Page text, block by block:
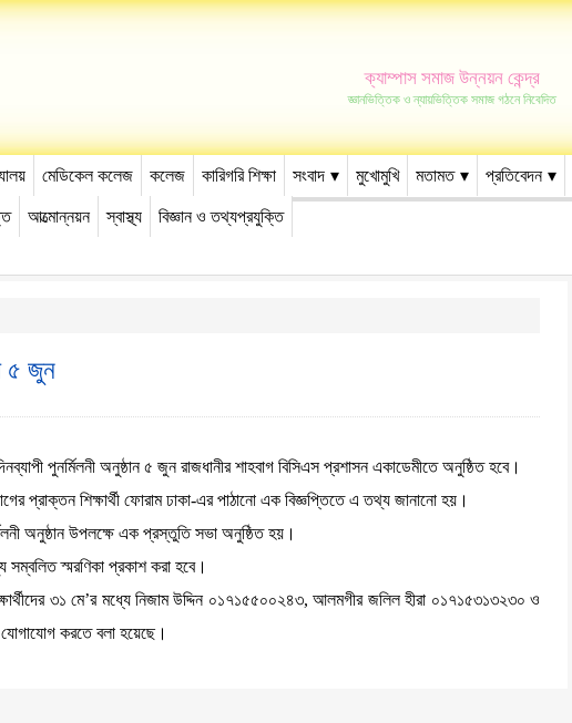
ক্যাম্পাস সমাজ উন্নয়ন কেন্দ্র
জ্ঞানভিত্তিক ও ন্যায়ভিত্তিক সমাজ গঠনে নিবেদিত
মেডিকেল কলেজ কলেজ কারিগরি শিক্ষা সংবাদ মুখোমুখি মতামত প্রতিবেদন
আত্মোন্নয়ন স্বাস্থ্য বিজ্ঞান ও তথ্যপ্রযুক্তি
৫ জুন
পুনর্মিলনী অনুষ্ঠান ৫ জুন রাজধানীর শাহবাগ বিসিএস প্রশাসন একাডেমীতে অনুষ্ঠিত হবে।
প্রাক্তন শিক্ষার্থী ফোরাম ঢাকা-এর পাঠানো এক বিজ্ঞপ্তিতে এ তথ্য জানানো হয়।
অনুষ্ঠান উপলক্ষে এক প্রস্তুতি সভা অনুষ্ঠিত হয়।
সম্বলিত স্মরণিকা প্রকাশ করা হবে।
৩১ মে’র মধ্যে নিজাম উদ্দিন ০১৭১৫৫০০২৪৩, আলমগীর জলিল হীরা ০১৭১৫৩১৩২৩০ ও
করতে বলা হয়েছে।